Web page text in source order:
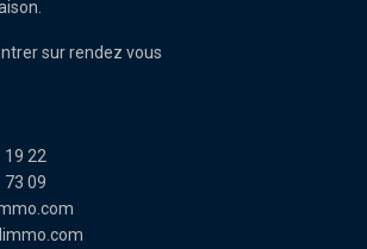
sur rendez vous
19 22
73 09